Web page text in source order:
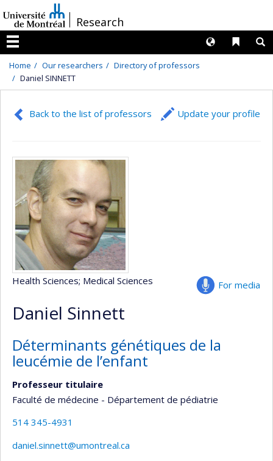
au
contenu
/Research
Menu
Liens
Langues
Home Our researchers
Directory of professors
Daniel SINNETT
Back to the list of professors Update your profile
For media
Health Sciences; Medical Sciences
Daniel Sinnett
Déterminants génétiques de la
leucémie de l’enfant
Professeur titulaire
Faculté de médecine - Département de pédiatrie
514 345-4931
daniel.sinnett@umontreal.ca